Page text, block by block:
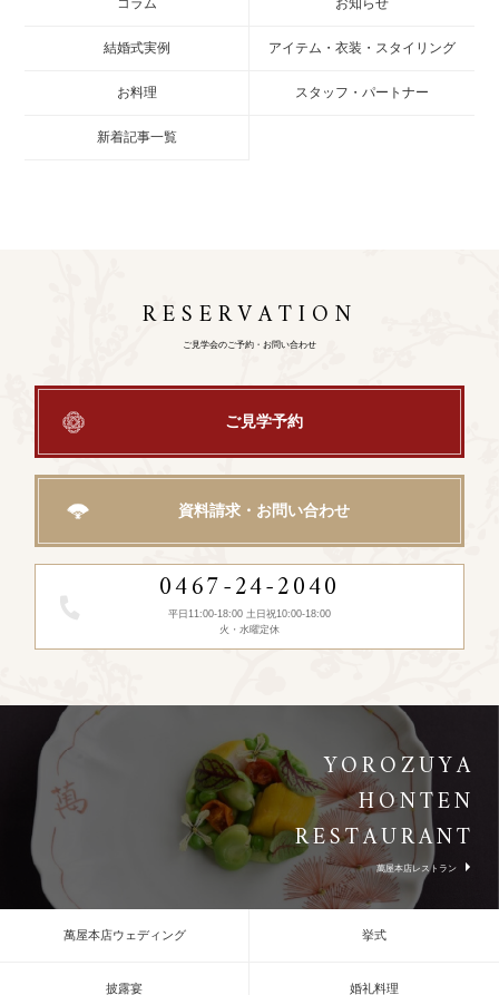
コラム お知らせ
結婚式実例 アイテム・衣装・スタイリング
お料理 スタッフ・パートナー
新着記事一覧
RESERVATION
ご見学会のご予約・お問い合わせ
ご見学予約
資料請求・お問い合わせ
0467-24-2040
平日11:00-18:00 土日祝10:00-18:00
火・水曜定休
YOROZUYA
HONTEN
RESTAURANT
萬屋本店レストラン
萬屋本店ウェディング 挙式
披露宴 婚礼料理